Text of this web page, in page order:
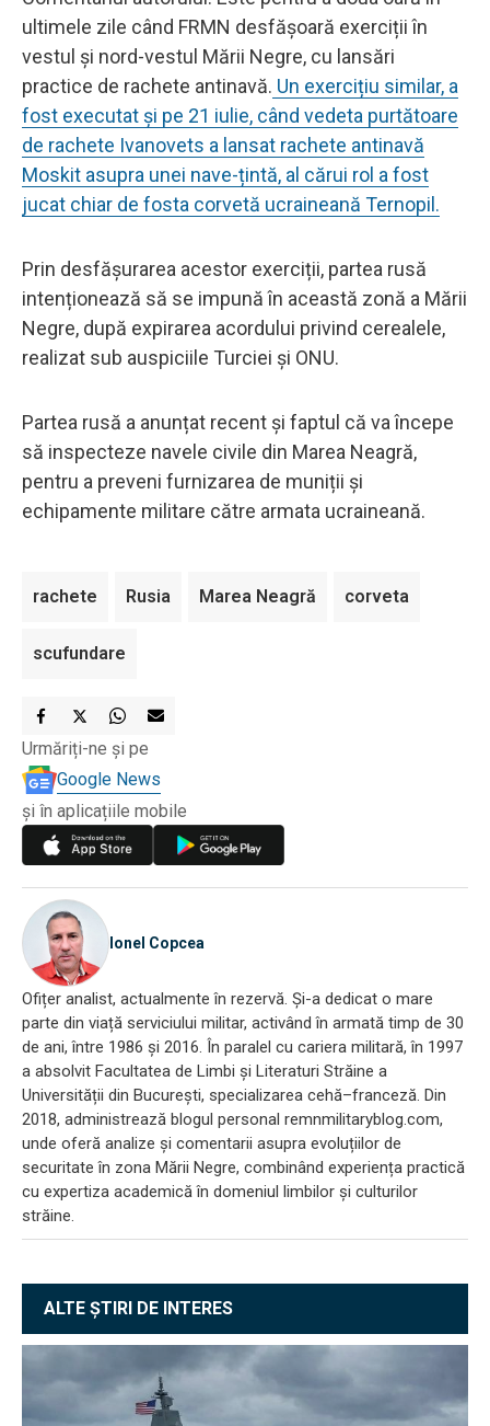
ultimele zile când FRMN desfășoară exerciții în
vestul și nord-vestul Mării Negre, cu lansări
practice de rachete antinavă. Un exercițiu similar, a
fost executat și pe 21 iulie, când vedeta purtătoare
de rachete Ivanovets a lansat rachete antinavă
Moskit asupra unei nave-țintă, al cărui rol a fost
jucat chiar de fosta corvetă ucraineană Ternopil.
Prin desfășurarea acestor exerciții, partea rusă
intenționează să se impună în această zonă a Mării
Negre, după expirarea acordului privind cerealele,
realizat sub auspiciile Turciei și ONU.
Partea rusă a anunțat recent și faptul că va începe
să inspecteze navele civile din Marea Neagră,
pentru a preveni furnizarea de muniții și
echipamente militare către armata ucraineană.
rachete Rusia Marea Neagră corveta
scufundare
Urmăriți-ne și pe
Google News
și în aplicațiile mobile
Ionel Copcea
Ofițer analist, actualmente în rezervă. Și-a dedicat o mare
parte din viață serviciului militar, activând în armată timp de 30
de ani, între 1986 și 2016. În paralel cu cariera militară, în 1997
a absolvit Facultatea de Limbi și Literaturi Străine a
Universității din București, specializarea cehă–franceză. Din
2018, administrează blogul personal remnmilitaryblog.com,
unde oferă analize și comentarii asupra evoluțiilor de
securitate în zona Mării Negre, combinând experiența practică
cu expertiza academică în domeniul limbilor și culturilor
străine.
ALTE ȘTIRI DE INTERES